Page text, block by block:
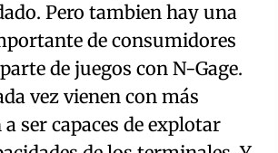
Pero tambien hay una
de consumidores
de juegos con N-Gage.
vez vienen con más
ser capaces de explotar